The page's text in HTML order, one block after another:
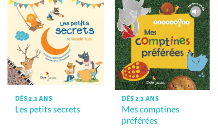
DÈS 2,3 ANS
Les petits secrets
DÈS 2,3 ANS
Mes comptines
préférées